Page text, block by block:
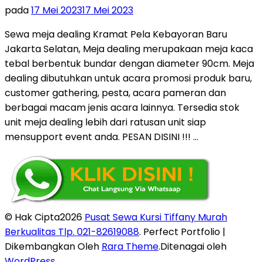
pada17 Mei 202317 Mei 2023
Sewa meja dealing Kramat Pela Kebayoran Baru
Jakarta Selatan, Meja dealing merupakaan meja kaca
tebal berbentuk bundar dengan diameter 90cm. Meja
dealing dibutuhkan untuk acara promosi produk baru,
customer gathering, pesta, acara pameran dan
berbagai macam jenis acara lainnya. Tersedia stok
unit meja dealing lebih dari ratusan unit siap
mensupport event anda. PESAN DISINI !!! …
© Hak Cipta2026 Pusat Sewa Kursi Tiffany Murah
Berkualitas Tlp. 021-82619088. Perfect Portfolio |
Dikembangkan Oleh Rara Theme.Ditenagai oleh